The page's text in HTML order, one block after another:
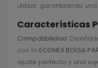
utilizar, garantizando
Características
Compatibilidad:
con la ECONEX BOLSA
ajuste perfecto y una